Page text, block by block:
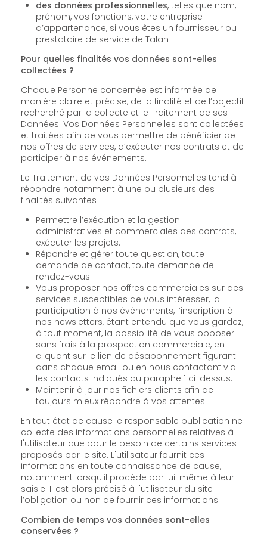
des données professionnelles, telles que nom,
prénom, vos fonctions, votre entreprise
d’appartenance, si vous êtes un fournisseur ou
prestataire de service de Talan
Pour quelles finalités vos données sont-elles
collectées ?
Chaque Personne concernée est informée de
manière claire et précise, de la finalité et de l’objectif
recherché par la collecte et le Traitement de ses
Données. Vos Données Personnelles sont collectées
et traitées afin de vous permettre de bénéficier de
nos offres de services, d’exécuter nos contrats et de
participer à nos événements.
Le Traitement de vos Données Personnelles tend à
répondre notamment à une ou plusieurs des
finalités suivantes :
Permettre l’exécution et la gestion
administratives et commerciales des contrats,
exécuter les projets.
Répondre et gérer toute question, toute
demande de contact, toute demande de
rendez-vous.
Vous proposer nos offres commerciales sur des
services susceptibles de vous intéresser, la
participation à nos événements, l’inscription à
nos newsletters, étant entendu que vous gardez,
à tout moment, la possibilité de vous opposer
sans frais à la prospection commerciale, en
cliquant sur le lien de désabonnement figurant
dans chaque email ou en nous contactant via
les contacts indiqués au paraphe 1 ci-dessus.
Maintenir à jour nos fichiers clients afin de
toujours mieux répondre à vos attentes.
En tout état de cause le responsable publication ne
collecte des informations personnelles relatives à
l'utilisateur que pour le besoin de certains services
proposés par le site. L'utilisateur fournit ces
informations en toute connaissance de cause,
notamment lorsqu'il procède par lui-même à leur
saisie. Il est alors précisé à l'utilisateur du site
l’obligation ou non de fournir ces informations.
Combien de temps vos données sont-elles
conservées ?